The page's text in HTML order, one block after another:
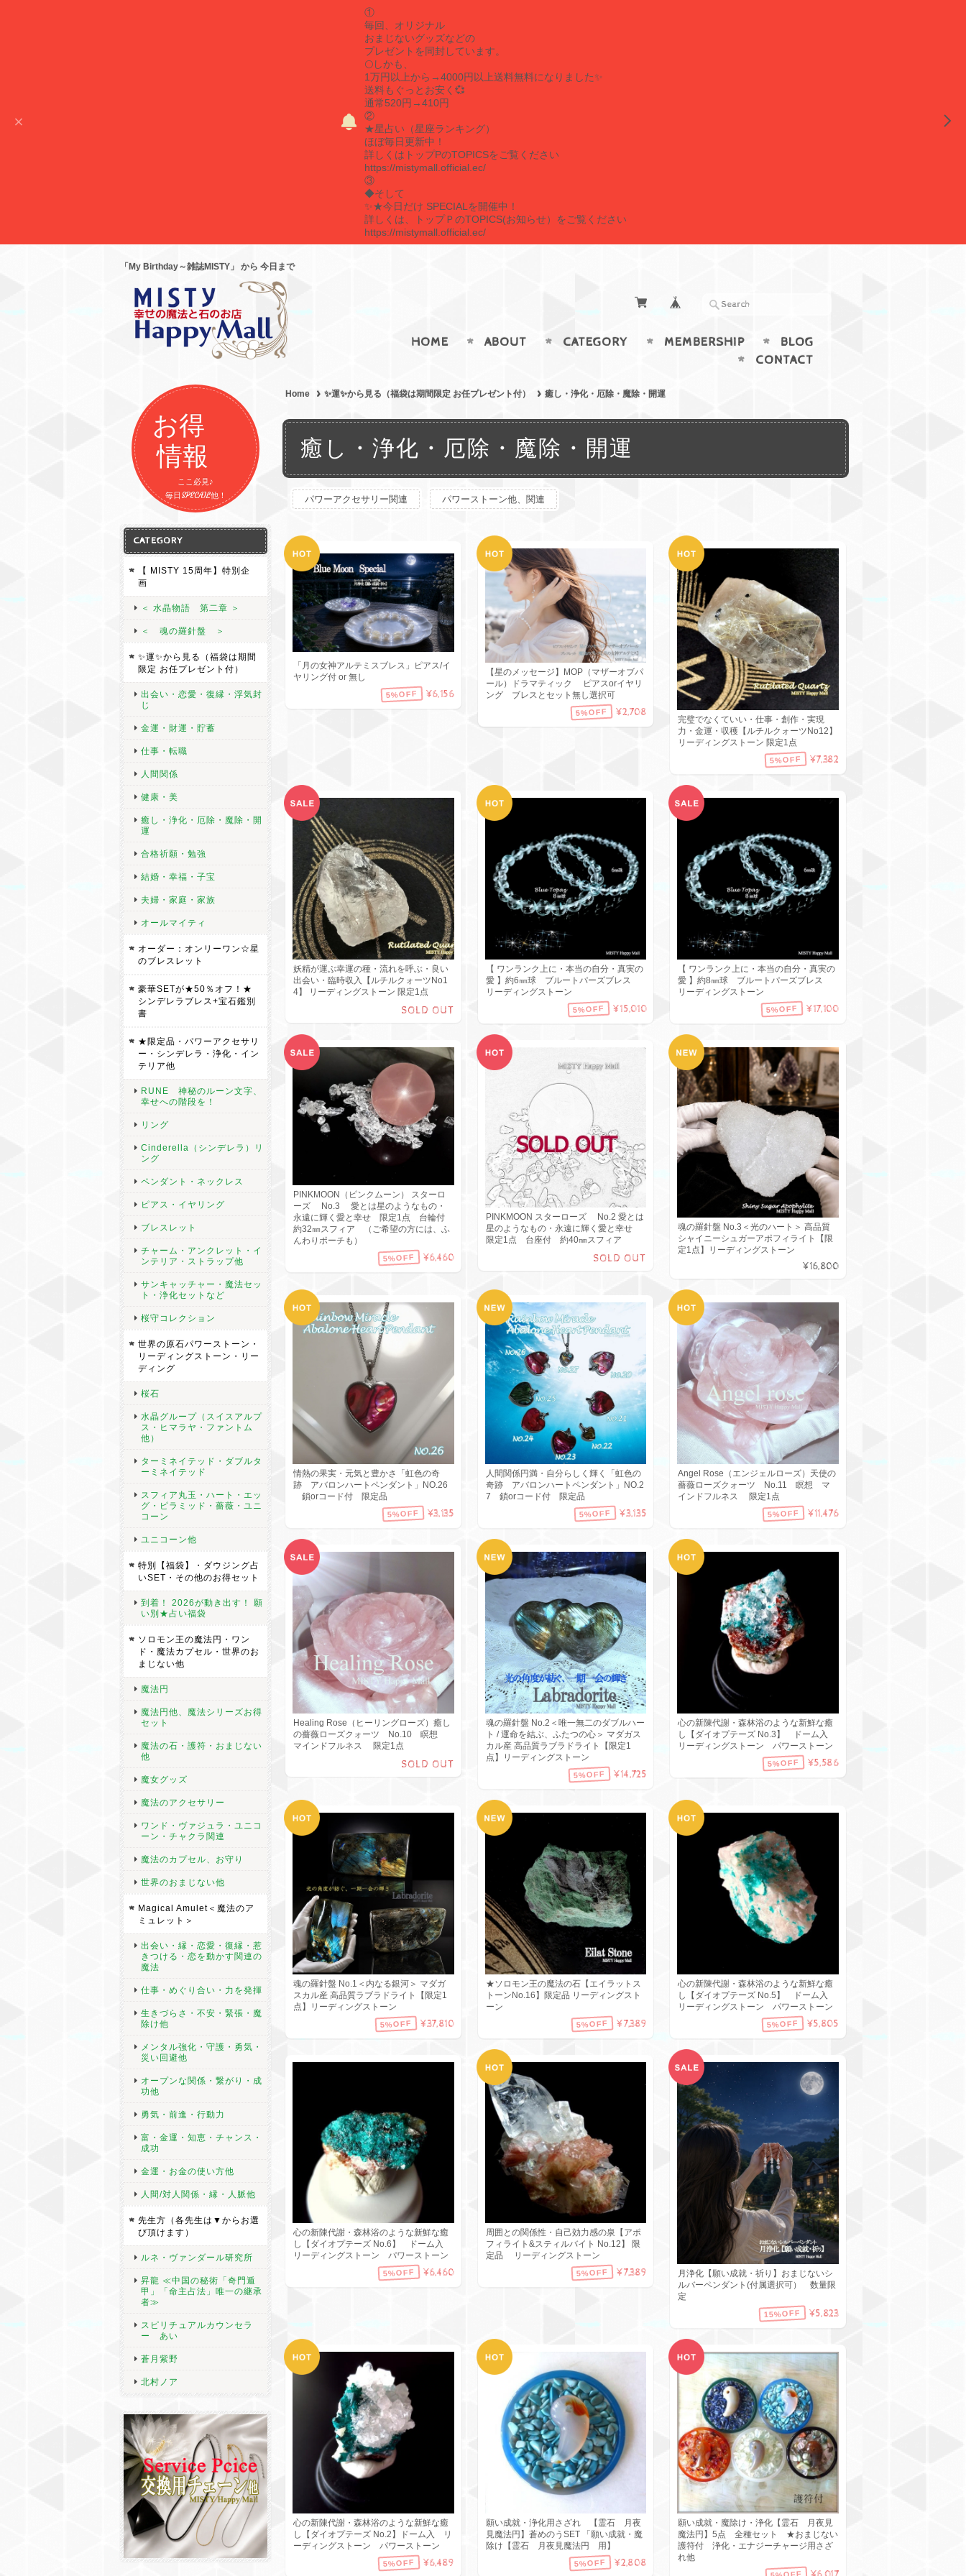
①
毎回、オリジナル
おまじないグッズなどの
プレゼントを同封しています。
🌕しかも、
1万円以上から→4000円以上送料無料になりました✨
送料もぐっとお安く💞
通常520円→410円
②
★星占い（星座ランキング）
ほぼ毎日更新中！
詳しくはトップPのTOPICSをご覧ください
https://mistymall.official.ec/
③
◆そして
✨★今日だけ SPECIALを開催中！
詳しくは、トップＰのTOPICS(お知らせ）をご覧ください
https://mistymall.official.ec/
「My Birthday～雑誌MISTY」 から 今日まで
HOME ABOUT CATEGORY MEMBERSHIP
BLOG
CONTACT
Home ✨運✨から見る（福袋は期間限定 お任プレゼント付） 癒し・浄化・厄除・魔除・開運
癒し・浄化・厄除・魔除・開運
パワーアクセサリー関連 パワーストーン他、関連
「月の女神アルテミスブレス」ピアス/イ
ヤリング付 or 無し
5%OFF ¥6,156
【星のメッセージ】MOP（マザーオブパ
ール）ドラマティック ピアスorイヤリ
ング ブレスとセット無し選択可
5%OFF ¥2,708
完璧でなくていい・仕事・創作・実現
力・金運・収穫【ルチルクォーツNo12】
リーディングストーン 限定1点
5%OFF ¥7,382
妖精が運ぶ幸運の種・流れを呼ぶ・良い
出会い・臨時収入【ルチルクォーツNo1
4】 リーディングストーン 限定1点
SOLD OUT
【 ワンランク上に・本当の自分・真実の
愛 】約6㎜球 ブルートパーズブレス
リーディングストーン
5%OFF ¥15,010
【 ワンランク上に・本当の自分・真実の
愛 】約8㎜球 ブルートパーズブレス
リーディングストーン
5%OFF ¥17,100
PINKMOON（ピンクムーン） スターロ
ーズ No.3 愛とは星のようなもの・
永遠に輝く愛と幸せ 限定1点 台輪付
約32㎜スフィア （ご希望の方には、ふ
んわりポーチも）
5%OFF ¥6,460
PINKMOON スターローズ No.2 愛とは
星のようなもの・永遠に輝く愛と幸せ
限定1点 台座付 約40㎜スフィア
SOLD OUT
魂の羅針盤 No.3＜光のハート＞ 高品質
シャイニーシュガーアポフィライト【限
定1点】リーディングストーン
¥16,800
情熱の果実・元気と豊かさ「虹色の奇
跡 アバロンハートペンダント」NO.26
鎖orコード付 限定品
5%OFF ¥3,135
人間関係円満・自分らしく輝く「虹色の
奇跡 アバロンハートペンダント」NO.2
7 鎖orコード付 限定品
5%OFF ¥3,135
Angel Rose（エンジェルローズ）天使の
薔薇ローズクォーツ No.11 瞑想 マ
インドフルネス 限定1点
5%OFF ¥11,476
Healing Rose（ヒーリングローズ）癒し
の薔薇ローズクォーツ No.10 瞑想
マインドフルネス 限定1点
SOLD OUT
魂の羅針盤 No.2＜唯一無二のダブルハー
ト / 運命を結ぶ、ふたつの心＞ マダガス
カル産 高品質ラブラドライト【限定1
点】リーディングストーン
5%OFF ¥14,725
心の新陳代謝・森林浴のような新鮮な癒
し【ダイオプテーズ No.3】 ドーム入
リーディングストーン パワーストーン
5%OFF ¥5,586
魂の羅針盤 No.1＜内なる銀河＞ マダガ
スカル産 高品質ラブラドライト【限定1
点】リーディングストーン
5%OFF ¥37,810
★ソロモン王の魔法の石【エイラットス
トーンNo.16】限定品 リーディングスト
ーン
5%OFF ¥7,389
心の新陳代謝・森林浴のような新鮮な癒
し【ダイオプテーズ No.5】 ドーム入
リーディングストーン パワーストーン
5%OFF ¥5,805
心の新陳代謝・森林浴のような新鮮な癒
し【ダイオプテーズ No.6】 ドーム入
リーディングストーン パワーストーン
5%OFF ¥6,460
周囲との関係性・自己効力感の泉【アポ
フィライト&スティルバイト No.12】 限
定品 リーディングストーン
5%OFF ¥7,389
月浄化【願い成就・祈り】おまじないシ
ルバーペンダント(付属選択可） 数量限
定
15%OFF ¥5,823
心の新陳代謝・森林浴のような新鮮な癒
し【ダイオプテーズ No.2】ドーム入 リ
ーディングストーン パワーストーン
5%OFF ¥6,489
願い成就・浄化用さざれ 【霊石 月夜
見魔法円】蒼めのうSET 「願い成就・魔
除け【霊石 月夜見魔法円 用】
5%OFF ¥2,808
願い成就・魔除け・浄化【霊石 月夜見
魔法円】5点 全種セット ★おまじない
護符付 浄化・エナジーチャージ用さざ
れ他
お得
情報
ここ必見♪
毎日SPECAIL他！
CATEGORY
【 MISTY 15周年】特別企
画
＜ 水晶物語 第二章 ＞
＜ 魂の羅針盤 ＞
✨運✨から見る（福袋は期間
限定 お任プレゼント付）
出会い・恋愛・復縁・浮気封
じ
金運・財運・貯蓄
仕事・転職
人間関係
健康・美
癒し・浄化・厄除・魔除・開
運
合格祈願・勉強
結婚・幸福・子宝
夫婦・家庭・家族
オールマイティ
オーダー：オンリーワン☆星
のブレスレット
豪華SETが★50％オフ！★
シンデレラブレス+宝石鑑別
書
★限定品・パワーアクセサリ
ー・シンデレラ・浄化・イン
テリア他
RUNE 神秘のルーン文字、
幸せへの階段を！
リング
Cinderella（シンデレラ）リ
ング
ペンダント・ネックレス
ピアス・イヤリング
ブレスレット
チャーム・アンクレット・イ
ンテリア・ストラップ他
サンキャッチャー・魔法セッ
ト・浄化セットなど
桜守コレクション
世界の原石パワーストーン・
リーディングストーン・リー
ディング
桜石
水晶グループ（スイスアルプ
ス・ヒマラヤ・ファントム
他）
ターミネイテッド・ダブルタ
ーミネイテッド
スフィア丸玉・ハート・エッ
グ・ピラミッド・薔薇・ユニ
コーン
ユニコーン他
特別【福袋】・ダウジング占
いSET・その他のお得セット
到着！ 2026が動き出す！ 願
い別★占い福袋
ソロモン王の魔法円・ワン
ド・魔法カプセル・世界のお
まじない他
魔法円
魔法円他、魔法シリーズお得
セット
魔法の石・護符・おまじない
他
魔女グッズ
魔法のアクセサリー
ワンド・ヴァジュラ・ユニコ
ーン・チャクラ関連
魔法のカプセル、お守り
世界のおまじない他
Magical Amulet＜魔法のア
ミュレット＞
出会い・縁・恋愛・復縁・惹
きつける・恋を動かす関連の
魔法
仕事・めぐり合い・力を発揮
生きづらさ・不安・緊張・魔
除け他
メンタル強化・守護・勇気・
災い回避他
オープンな関係・繋がり・成
功他
勇気・前進・行動力
富・金運・知恵・チャンス・
成功
金運・お金の使い方他
人間/対人関係・縁・人脈他
先生方（各先生は▼からお選
び頂けます）
ルネ・ヴァンダール研究所
昇龍 ≪中国の秘術「奇門遁
甲」「命主占法」唯一の継承
者≫
スピリチュアルカウンセラ
ー あい
蒼月紫野
北村ノア